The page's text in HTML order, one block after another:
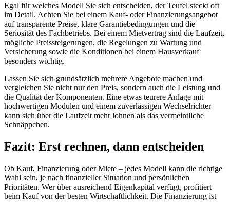
Egal für welches Modell Sie sich entscheiden, der Teufel steckt oft
im Detail. Achten Sie bei einem Kauf- oder Finanzierungsangebot
auf transparente Preise, klare Garantiebedingungen und die
Seriosität des Fachbetriebs. Bei einem Mietvertrag sind die Laufzeit,
mögliche Preissteigerungen, die Regelungen zu Wartung und
Versicherung sowie die Konditionen bei einem Hausverkauf
besonders wichtig.
Lassen Sie sich grundsätzlich mehrere Angebote machen und
vergleichen Sie nicht nur den Preis, sondern auch die Leistung und
die Qualität der Komponenten. Eine etwas teurere Anlage mit
hochwertigen Modulen und einem zuverlässigen Wechselrichter
kann sich über die Laufzeit mehr lohnen als das vermeintliche
Schnäppchen.
Fazit: Erst rechnen, dann entscheiden
Ob Kauf, Finanzierung oder Miete – jedes Modell kann die richtige
Wahl sein, je nach finanzieller Situation und persönlichen
Prioritäten. Wer über ausreichend Eigenkapital verfügt, profitiert
beim Kauf von der besten Wirtschaftlichkeit. Die Finanzierung ist